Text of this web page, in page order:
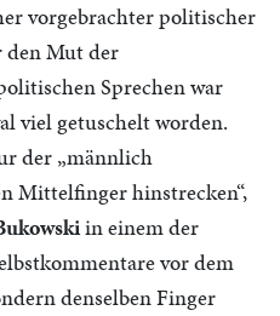
vorgebrachter politischer
den Mut der
Sprechen war
viel getuschelt worden.
der „männlich
Mittelfinger hinstrecken“,
in einem der
vor dem
denselben Finger